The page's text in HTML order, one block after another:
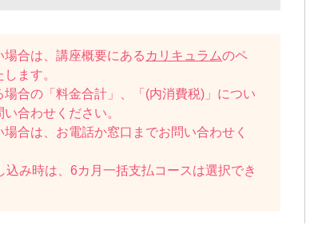
場合は、講座概要にある カリキュラムのペ
ます。
合の「料金合計」、「(内消費税)」につい
合わせください。
場合は、お電話か窓口までお問い合わせく
み時は、6カ月一括支払コースは選択でき